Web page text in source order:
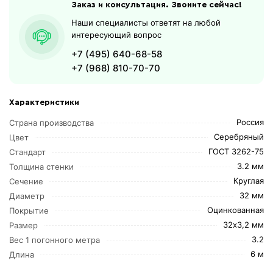
Характеристики
Страна производства
Россия
Цвет
Серебряный
Стандарт
ГОСТ 3262-75
Толщина стенки
3.2 мм
Сечение
Круглая
Диаметр
32 мм
Покрытие
Оцинкованная
Размер
32х3,2 мм
Вес 1 погонного метра
3.2
Длина
6 м
Заказ и консультация. Звоните сейчас!
Наши специалисты ответят на любой
интересующий вопрос
+7 (495) 640-68-58
+7 (968) 810-70-70